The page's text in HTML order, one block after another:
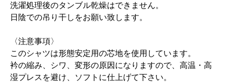
洗濯処理後のタンブル乾燥はできません。
日陰での吊り干しをお願い致します。
〈注意事項〉
このシャツは形態安定用の芯地を使用しています。
衿の縮み、シワ、変形の原因になりますので、高温・高
湿プレスを避け、ソフトに仕上げて下さい。